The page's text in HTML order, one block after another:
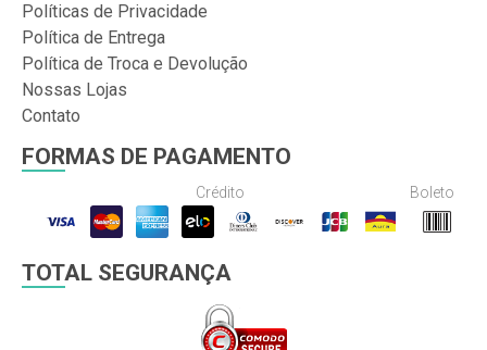
Políticas de Privacidade
Política de Entrega
Política de Troca e Devolução
Nossas Lojas
Contato
FORMAS DE PAGAMENTO
Crédito Boleto
TOTAL SEGURANÇA